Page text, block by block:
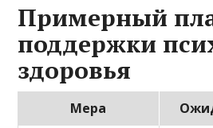
Примерный
поддержки
здоровья
Мера